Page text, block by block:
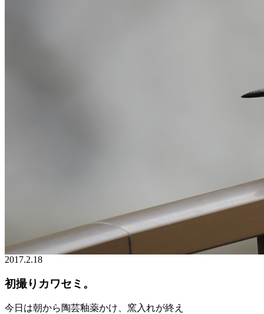
2017.2.18
初撮りカワセミ。
今日は朝から陶芸釉薬かけ、窯入れが終え